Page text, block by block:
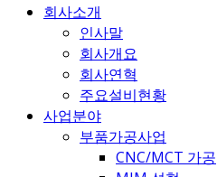
회사소개
인사말
회사개요
회사연혁
주요설비현황
사업분야
부품가공사업
CNC/MCT 가공